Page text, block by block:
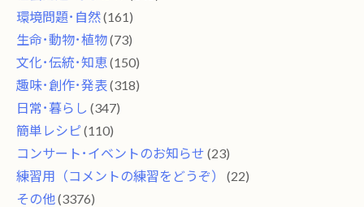
環境問題･自然(161)
生命･動物･植物(73)
文化･伝統･知恵 (150)
趣味･創作･発表(318)
日常･暮らし (347)
簡単レシピ (110)
コンサート･イベントのお知らせ (23)
練習用（コメントの練習をどうぞ）
(22)
その他 (3376)